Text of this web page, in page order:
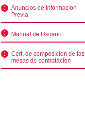
Anuncios de Informacion
Previa
Manual de Usuario
Cert. de composicion de las
mesas de contratacion